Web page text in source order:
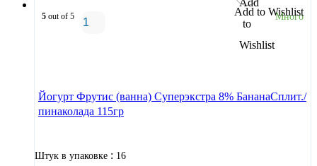
Add to Wishlist
5 out of 5 Много
Йогурт Фрутис (ванна) Суперэкстра 8% БананаСплит./
пинаколада 115гр
Штук в упаковке : 16